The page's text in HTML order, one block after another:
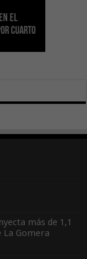
el
cuarto
7,09 M€
su
de
dede
la
de
más de 1,1
Gomera